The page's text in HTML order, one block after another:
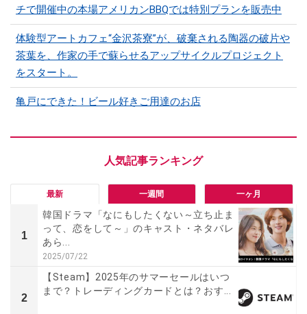
チで開催中の本場アメリカンBBQでは特別プランを販売中
体験型アートカフェ“金沢茶寮”が、破棄される陶器の破片や
茶葉を、作家の手で蘇らせるアップサイクルプロジェクト
をスタート。
亀戸にできた！ビール好きご用達のお店
最新 一週間 一ヶ月
1
韓国ドラマ「なにもしたくない～立ち止ま
って、恋をして～」のキャスト・ネタバレ
あら...
2025/07/22
2
【Steam】2025年のサマーセールはいつ
まで？トレーディングカードとは？おす...